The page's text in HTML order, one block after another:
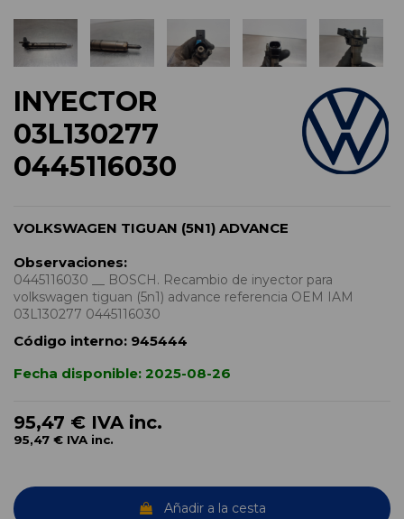
INYECTOR
03L130277
0445116030
VOLKSWAGEN TIGUAN (5N1) ADVANCE
Observaciones:
0445116030 __ BOSCH. Recambio de inyector para
volkswagen tiguan (5n1) advance referencia OEM IAM
03L130277 0445116030
Código interno: 945444
Fecha disponible: 2025-08-26
95,47 € IVA inc.
95,47 € IVA inc.
Añadir a la cesta